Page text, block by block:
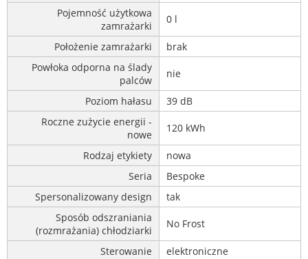
Pojemność użytkowa
zamrażarki
0 l
Położenie zamrażarki
brak
Powłoka odporna na ślady
palców
nie
Poziom hałasu
39 dB
Roczne zużycie energii -
nowe
120 kWh
Rodzaj etykiety
nowa
Seria
Bespoke
Spersonalizowany design
tak
Sposób odszraniania
(rozmrażania) chłodziarki
No Frost
Sterowanie
elektroniczne